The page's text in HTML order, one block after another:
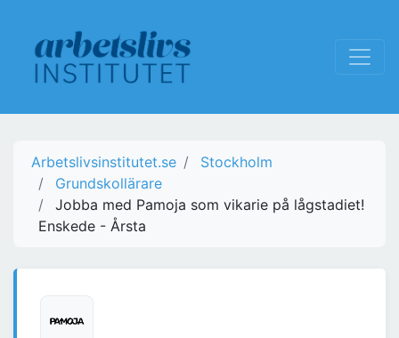
Arbetslivsinstitutet.se
Stockholm
Grundskollärare
Jobba med Pamoja som vikarie på lågstadiet!
Enskede - Årsta